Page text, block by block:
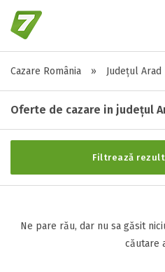
Cazare România » Județul Arad
Oferte de cazare in județul
Filtrează
Stele / margarete
Neclasificat
2 stele / margarete
3 stele / margarete
Ne pare rău, dar nu sa găsit
căutare